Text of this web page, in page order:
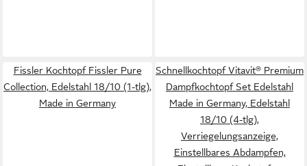
Fissler Kochtopf Fissler Pure
Collection, Edelstahl 18/10 (1-tlg),
Made in Germany
Schnellkochtopf Vitavit® Premium
Dampfkochtopf Set Edelstahl
Made in Germany, Edelstahl
18/10 (4-tlg),
Verriegelungsanzeige,
Einstellbares Abdampfen,